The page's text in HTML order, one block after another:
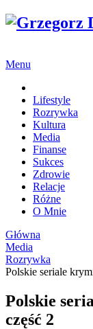
Menu
Lifestyle
Rozrywka
Kultura
Media
Finanse
Sukces
Zdrowie
Relacje
Różne
O Mnie
Główna
Media
Rozrywka
Polskie seriale
Polskie
część 2